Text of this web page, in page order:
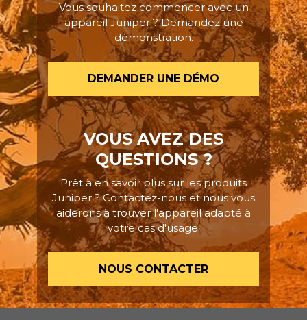
Vous souhaitez commencer avec un
appareil Juniper ? Demandez une
démonstration.
DEMANDER UNE DÉMO
VOUS AVEZ DES
QUESTIONS ?
Prêt à en savoir plus sur les produits
Juniper ? Contactez-nous et nous vous
aiderons à trouver l'appareil adapté à
votre cas d'usage.
NOUS CONTACTER